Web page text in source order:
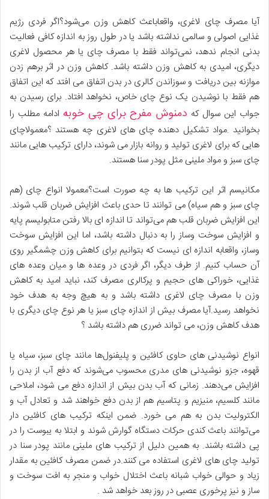
آیا مصرف چای لاغری، واقعاباعث کاهش وزن می‌شود؟اگر فردی رژیم
غذایی اصولی و سالمی نداشته باشد یا در طول روز به اندازه کافی فعالیت
بدنی انجام ندهد، نمی‌تواند فقط با مصرف چای یا هر محصول لاغری
دیگری، امیدی به کاهش وزن داشته باشد. کاهش وزن در اثر برهم زدن
موازنه بین دریافت و سوزاندن کالری در بدن اتفاق می افتد که این اتفاق
هم فقط با نوشیدن یک نوع چای خاص، نخواهد افتاد. برای رسیدن به
جواب این سوال که دمنوش مفرح برای چی خوبه ادامه مطلب را
بخوانید .مواد تشکیل دهنده چای های لاغری چه هستند ؟معمولاچای
هایی که برای لاغری تولید و روانه بازار می شوند، دارای ترکیب هایی مانند
چای سبز و مواد ملینی مثل پودر سنا هستند.
مکانیسم اثر این ترکیب ها به چه صورت است؟معمولا انواع چای (هم
چای سبز و هم سیاه) می توانند تا حدی باعث افزایش ضربان قلب شوند.
این افزایش ضربان قلب هم می‌تواند تا اندازه ای بالا رفتن متابولیسم پایه
و افزایش سوخت وساز را به دنبال داشته باشد، اما این افزایش سوخت
وساز، واقعابه اندازه ای نیست که بتوانیم برای کاهش وزن چشمگیر روی
آن حساب کنیم. از طرف دیگر، اگر فردی در وعده ها و میان وعده های
غذایی، خوراکی های حجیم و پرکالری مصرف کند، نباید امید به کاهش
وزن با مصرف چای لاغری داشته باشد و به هیچ وجه به هدف خود
نخواهد رسید.آیا مصرف بیش از اندازه چای سبز یا هر نوع چای دیگری با
هدف کاهش وزن، می تواند ضرری هم داشته باشد ؟
انواع نوشیدنی های حاوی کافئین و پلیفنول‌ها مانند چای سبز، سیاه یا
قهوه، جزو نوشیدنی های مدری محسوب می‌شوند که دفع آب از بدن را
افزایش می‌دهند. زمانی که آب بدن بیش از اندازه دفع می شود، املاحی
مانند کلسیم، منیزیم و پتاسیم هم از بدن دفع خواهند شد و تعادل آب و
الکترولیت بدن به هم می خورد. ضمن اینکه ترکیب های کافئین دار
می‌توانند باعث کندی حرکات دستگاه گوارش شوند و ابتلا به یبوست را در
پی داشته باشند. به همین دلیل از ترکیب های ملینی مانند پودر سنا در
تولید چای های لاغری استفاده می کنند.در ضمن مصرف کافئین به مقدار
زیاد و حوالی خواب شبانه باعث اختلال خواب و منجر به افت سوخت و
ساز و نیز پرخوری عصبی در روز بعد خواهد شد .